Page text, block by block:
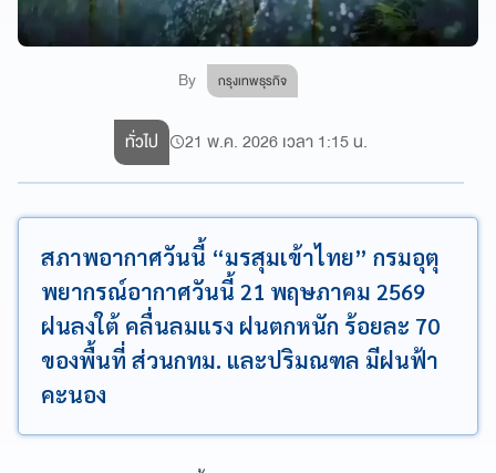
By กรุงเทพธุรกิจ
ทั่วไป 21 พ.ค. 2026 เวลา 1:15 น.
สภาพอากาศวันนี้ “มรสุมเข้าไทย” กรมอุตุ
พยากรณ์อากาศวันนี้ 21 พฤษภาคม 2569
ฝนลงใต้ คลื่นลมแรง ฝนตกหนัก ร้อยละ 70
ของพื้นที่ ส่วนกทม. และปริมณฑล มีฝนฟ้า
คะนอง